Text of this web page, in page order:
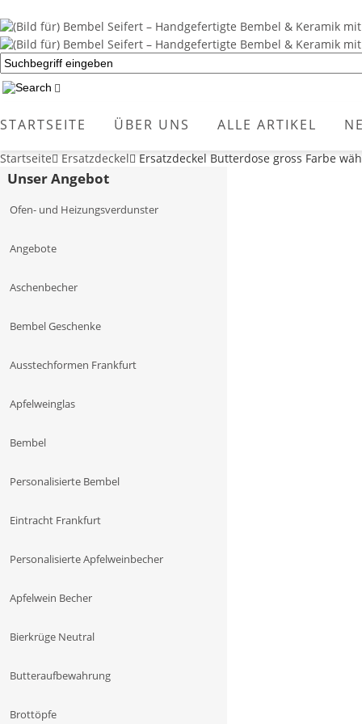
STARTSEITE ÜBER UNS ALLE ARTIKEL
Startseite Ersatzdeckel Ersatzdeckel Butterdose gross Farbe
Unser Angebot
Ofen- und Heizungsverdunster
Angebote
Aschenbecher
Bembel Geschenke
Ausstechformen Frankfurt
Apfelweinglas
Bembel
Personalisierte Bembel
Eintracht Frankfurt
Personalisierte Apfelweinbecher
Apfelwein Becher
Bierkrüge Neutral
Butteraufbewahrung
Brottöpfe